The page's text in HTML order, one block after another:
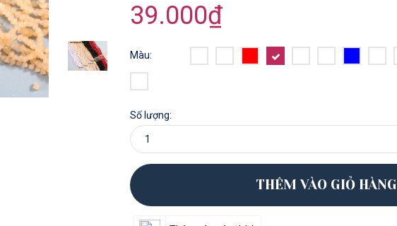
39.000₫
Màu:
Số lượng:
THÊM VÀO GIỎ HÀNG